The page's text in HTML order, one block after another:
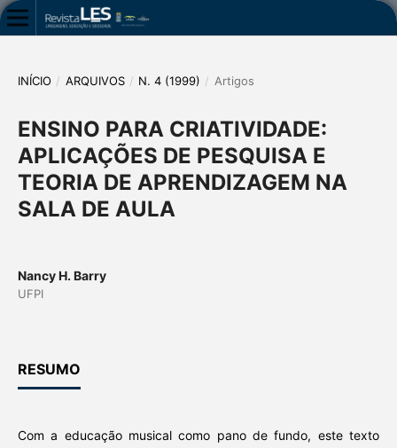
INÍCIO / ARQUIVOS / N. 4 (1999) / Artigos
ENSINO PARA CRIATIVIDADE:
APLICAÇÕES DE PESQUISA E
TEORIA DE APRENDIZAGEM NA
SALA DE AULA
Nancy H. Barry
UFPI
RESUMO
Com a educação musical como pano de fundo, este texto